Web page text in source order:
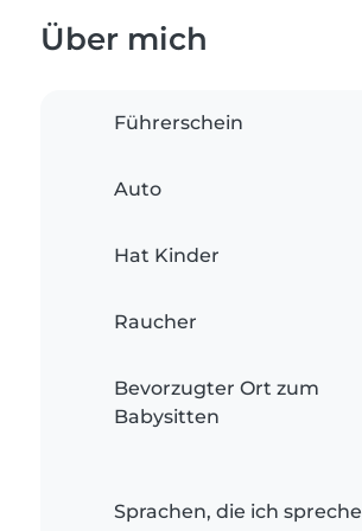
Über mich
Führerschein
Auto
Hat Kinder
Raucher
Bevorzugter Ort zum
Babysitten
Sprachen, die ich spreche